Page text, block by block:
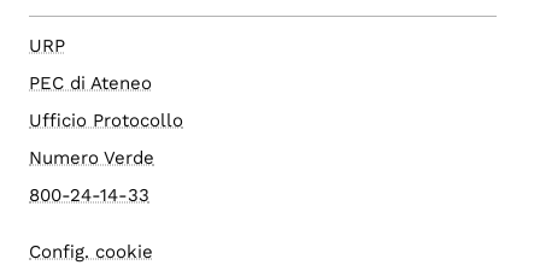
URP
PEC di Ateneo
Ufficio Protocollo
Numero Verde
800-24-14-33
Config. cookie